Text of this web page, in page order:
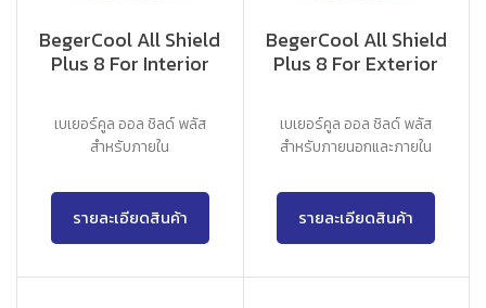
BegerCool All Shield
Plus 8 For Interior
เบเยอร์คูล ออล ชิลด์ พลัส
สำหรับภายใน
รายละเอียดสินค้า
BegerCool All Shield
Plus 8 For Exterior
เบเยอร์คูล ออล ชิลด์ พลัส
สำหรับภายนอกและภายใน
รายละเอียดสินค้า